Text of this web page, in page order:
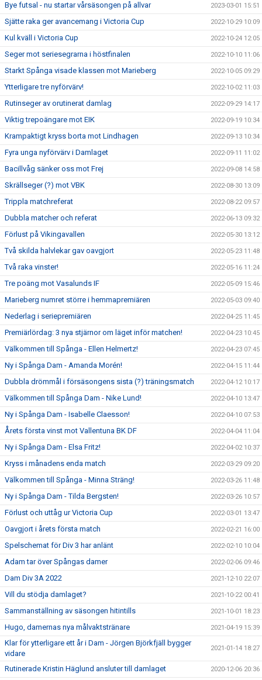
Bye futsal - nu startar vårsäsongen på allvar 2023-03-01 15:51
Sjätte raka ger avancemang i Victoria Cup 2022-10-29 10:09
Kul kväll i Victoria Cup 2022-10-24 12:05
Seger mot seriesegrarna i höstfinalen 2022-10-10 11:06
Starkt Spånga visade klassen mot Marieberg 2022-10-05 09:29
Ytterligare tre nyförvärv! 2022-10-02 11:03
Rutinseger av orutinerat damlag 2022-09-29 14:17
Viktig trepoängare mot EIK 2022-09-19 10:34
Krampaktigt kryss borta mot Lindhagen 2022-09-13 10:34
Fyra unga nyförvärv i Damlaget 2022-09-11 11:02
Bacillvåg sänker oss mot Frej 2022-09-08 14:58
Skrällseger (?) mot VBK 2022-08-30 13:09
Trippla matchreferat 2022-08-22 09:57
Dubbla matcher och referat 2022-06-13 09:32
Förlust på Vikingavallen 2022-05-30 13:12
Två skilda halvlekar gav oavgjort 2022-05-23 11:48
Två raka vinster! 2022-05-16 11:24
Tre poäng mot Vasalunds IF 2022-05-09 15:46
Marieberg numret större i hemmapremiären 2022-05-03 09:40
Nederlag i seriepremiären 2022-04-25 11:45
Premiärlördag: 3 nya stjärnor om läget inför matchen! 2022-04-23 10:45
Välkommen till Spånga - Ellen Helmertz! 2022-04-23 07:45
Ny i Spånga Dam - Amanda Morén! 2022-04-15 11:44
Dubbla drömmål i försäsongens sista (?) träningsmatch 2022-04-12 10:17
Välkommen till Spånga Dam - Nike Lund! 2022-04-10 13:47
Ny i Spånga Dam - Isabelle Claesson! 2022-04-10 07:53
Årets första vinst mot Vallentuna BK DF 2022-04-04 11:04
Ny i Spånga Dam - Elsa Fritz! 2022-04-02 10:37
Kryss i månadens enda match 2022-03-29 09:20
Välkommen till Spånga - Minna Sträng! 2022-03-26 11:48
Ny i Spånga Dam - Tilda Bergsten! 2022-03-26 10:57
Förlust och uttåg ur Victoria Cup 2022-03-01 13:47
Oavgjort i årets första match 2022-02-21 16:00
Spelschemat för Div 3 har anlänt 2022-02-10 10:04
Adam tar över Spångas damer 2022-02-06 09:46
Dam Div 3A 2022 2021-12-10 22:07
Vill du stödja damlaget? 2021-10-22 00:41
Sammanställning av säsongen hitintills 2021-10-01 18:23
Hugo, damernas nya målvaktstränare 2021-04-19 15:39
Klar för ytterligare ett år i Dam - Jörgen Björkfjäll bygger
vidare
2021-01-14 18:27
Rutinerade Kristin Häglund ansluter till damlaget 2020-12-06 20:36